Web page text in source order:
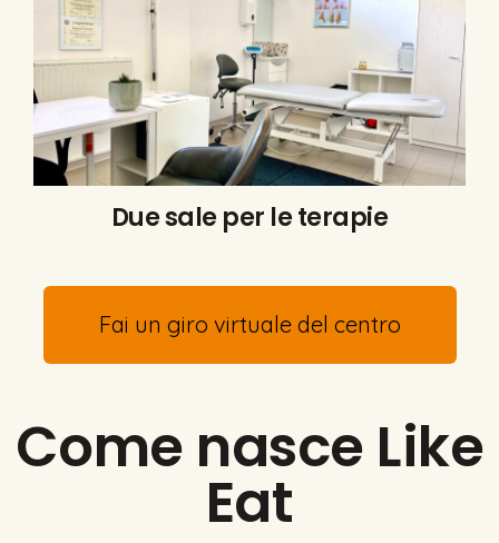
Due sale per le terapie
Fai un giro virtuale del centro
Come nasce Like
Eat